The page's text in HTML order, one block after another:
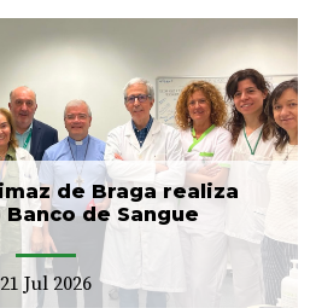
de Braga realiza
de Sangue
21 Jul 2026